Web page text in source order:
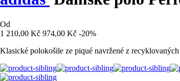
Od
1 210,00 Kč 974,00 Kč -20%
Klasické polokošile ze piqué navržené z